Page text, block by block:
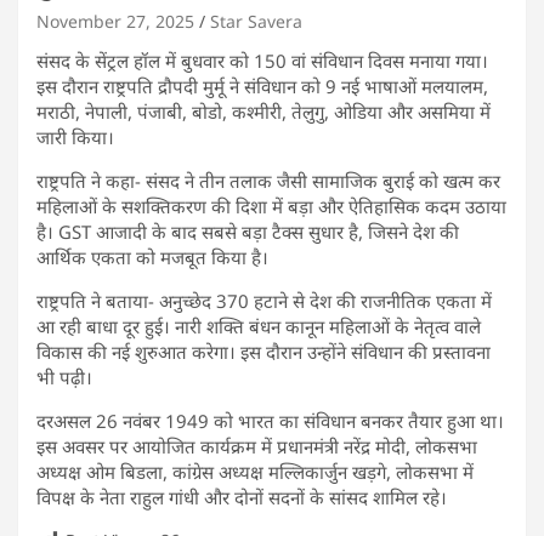
November 27, 2025 Star Savera
संसद के सेंट्रल हॉल में बुधवार को 150 वां संविधान दिवस मनाया गया।
इस दौरान राष्ट्रपति द्रौपदी मुर्मू ने संविधान को 9 नई भाषाओं मलयालम,
मराठी, नेपाली, पंजाबी, बोडो, कश्मीरी, तेलुगु, ओडिया और असमिया में
जारी किया।
राष्ट्रपति ने कहा- संसद ने तीन तलाक जैसी सामाजिक बुराई को खत्म कर
महिलाओं के सशक्तिकरण की दिशा में बड़ा और ऐतिहासिक कदम उठाया
है। GST आजादी के बाद सबसे बड़ा टैक्स सुधार है, जिसने देश की
आर्थिक एकता को मजबूत किया है।
राष्ट्रपति ने बताया- अनुच्छेद 370 हटाने से देश की राजनीतिक एकता में
आ रही बाधा दूर हुई। नारी शक्ति बंधन कानून महिलाओं के नेतृत्व वाले
विकास की नई शुरुआत करेगा। इस दौरान उन्होंने संविधान की प्रस्तावना
भी पढ़ी।
दरअसल 26 नवंबर 1949 को भारत का संविधान बनकर तैयार हुआ था।
इस अवसर पर आयोजित कार्यक्रम में प्रधानमंत्री नरेंद्र मोदी, लोकसभा
अध्यक्ष ओम बिडला, कांग्रेस अध्यक्ष मल्लिकार्जुन खड़गे, लोकसभा में
विपक्ष के नेता राहुल गांधी और दोनों सदनों के सांसद शामिल रहे।